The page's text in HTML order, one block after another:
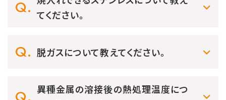
てください。
脱ガスについて教えてください。
異種金属の溶接後の熱処理温度につ